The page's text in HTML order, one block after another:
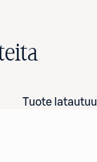
Tuote latautuu